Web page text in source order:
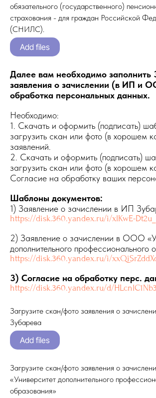
обязательного (государственного)
страхования - для граждан Российской
(СНИЛС).
Add files
Далее вам необходимо заполнить
заявления о зачислении (в ИП и
обработка персональных данных.
Необходимо:
1. Скачать и оформить (подписать)
загрузить скан или фото (в хорошем
заявлений.
2. Скачать и оформить (подписать)
загрузить скан или фото (в хорошем
Согласие на обработку ваших
Шаблоны документов:
1) Заявление о зачислении в ИП
https://disk.360.yandex.ru/i/xlKwE-
2) Заявление о зачислении в ООО
дополнительного профессионального
https://disk.360.yandex.ru/i/
3) Согласие на обработку перс.
https://disk.360.yandex.ru/d/
Загрузите скан/фото заявления о
Зубарева
Add files
Загрузите скан/фото заявления о
«Университет дополнительного
образования»